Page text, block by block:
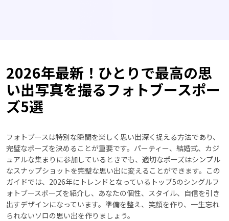
2026年最新！ひとりで最高の思
い出写真を撮るフォトブースポー
ズ5選
フォトブースは特別な瞬間を楽しく思い出深く捉える方法であり、
完璧なポーズを決めることが重要です。パーティー、結婚式、カジ
ュアルな集まりに参加しているときでも、適切なポーズはシンプル
なスナップショットを完璧な思い出に変えることができます。この
ガイドでは、2026年にトレンドとなっているトップ5のシングルフ
ォトブースポーズを紹介し、あなたの個性、スタイル、自信を引き
出すデザインになっています。準備を整え、笑顔を作り、一生忘れ
られないソロの思い出を作りましょう。